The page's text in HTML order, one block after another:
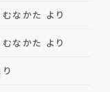
なかた より
なかた より